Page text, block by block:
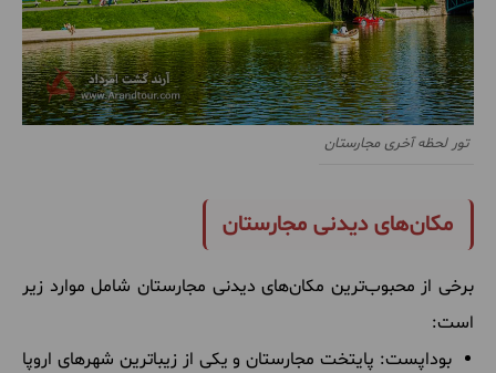
تور لحظه آخری مجارستان
مکان‌های دیدنی مجارستان
برخی از محبوب‌ترین مکان‌های دیدنی مجارستان شامل موارد زیر
است:
بوداپست: پایتخت مجارستان و یکی از زیباترین شهرهای اروپا